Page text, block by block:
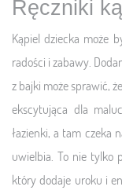
Ręczniki
Kąpiel dziecka może
radości i zabawy.
z bajki może sprawić,
ekscytująca dla
łazienki, a tam czeka
uwielbia. To nie tylko
który dodaje uroku i